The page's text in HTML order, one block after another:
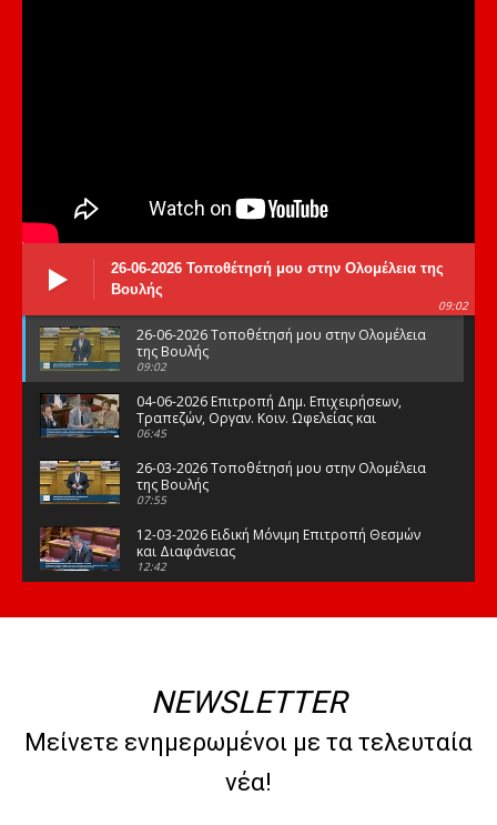
26-06-2026 Τοποθέτησή μου στην Ολομέλεια της
Βουλής
09:02
26-06-2026 Τοποθέτησή μου στην Ολομέλεια
της Βουλής
09:02
04-06-2026 Επιτροπή Δημ. Επιχειρήσεων,
Τραπεζών, Οργαν. Κοιν. Ωφελείας και
Φορέων Κοινων. Ασφάλισης
06:45
26-03-2026 Τοποθέτησή μου στην Ολομέλεια
της Βουλής
07:55
12-03-2026 Ειδική Μόνιμη Επιτροπή Θεσμών
και Διαφάνειας
12:42
της Βουλής
08:47
10-02-2026 Διαρκής Επιτροπή Μορφωτικών
Υποθέσεων
NEWSLETTER
Μείνετε ενημερωμένοι με τα τελευταία
νέα!